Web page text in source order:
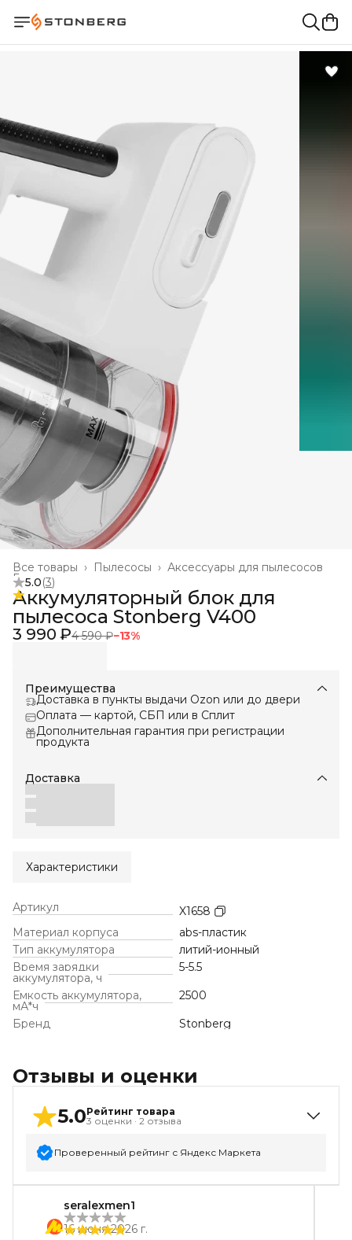
Аксессуары для пылесосов
Пылесосы ›
Все товары ›
Главная
5.0(3)
Аккумуляторный блок для
пылесоса Stonberg V400
3 990 ₽4 590 ₽−13%
Преимущества
Доставка в пункты выдачи Ozon или до двери
Оплата — картой, СБП или в Сплит
Дополнительная гарантия при регистрации
продукта
Доставка
Характеристики
Артикул
X1658
Материал корпуса
abs-пластик
Тип аккумулятора
литий-ионный
Время зарядки
аккумулятора, ч
5-5.5
Емкость аккумулятора,
мА*ч
2500
Бренд
Stonberg
Отзывы и оценки
5.0Рейтинг товара
3 оценки · 2 отзыва
Проверенный рейтинг с Яндекс Маркета
5 звёзд
3
звезды
звезды
seralexmen1
16 июня 2026 г.